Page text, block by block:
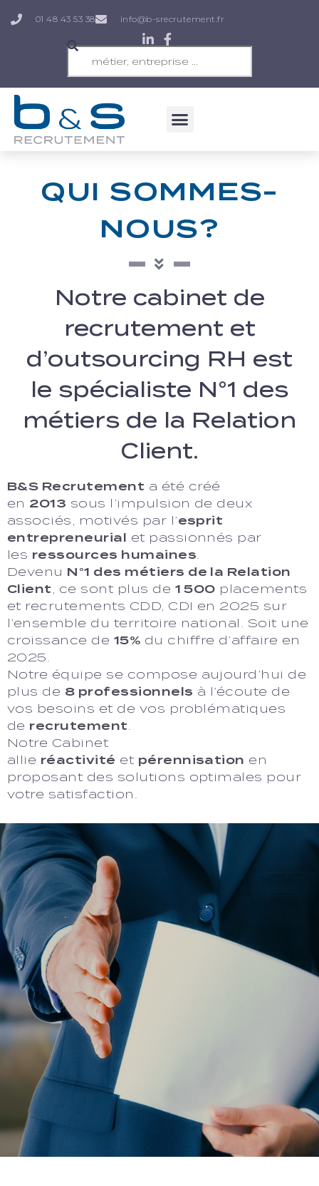
01 48 43 53 38 info@b-srecrutement.fr
QUI SOMMES-
NOUS?
Notre cabinet de
recrutement et
d’outsourcing RH est
le spécialiste N°1 des
métiers de la Relation
Client.
B&S Recrutement a été créé
en 2013 sous l’impulsion de deux
associés, motivés par l’esprit
entrepreneurial et passionnés par
les ressources humaines.
Devenu N°1 des métiers de la Relation
Client, ce sont plus de 1 500 placements
et recrutements CDD, CDI en 2025 sur
l’ensemble du territoire national. Soit une
croissance de 15% du chiffre d’affaire en
2025.
Notre équipe se compose aujourd’hui de
plus de 8 professionnels à l’écoute de
vos besoins et de vos problématiques
de recrutement.
Notre Cabinet
allie réactivité et pérennisation en
proposant des solutions optimales pour
votre satisfaction.